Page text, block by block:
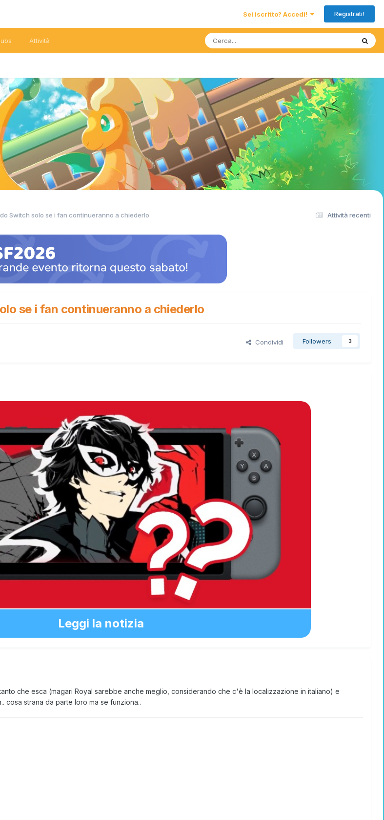
Sei iscritto? Accedi! Registrati!
Attività
Attività recenti
Switch solo se i fan continueranno a chiederlo
se i fan continueranno a chiederlo
Condividi Followers 3
Leggi la notizia
che esca (magari Royal sarebbe anche meglio, considerando che c'è la localizzazione in italiano) e
cosa strana da parte loro ma se funziona..